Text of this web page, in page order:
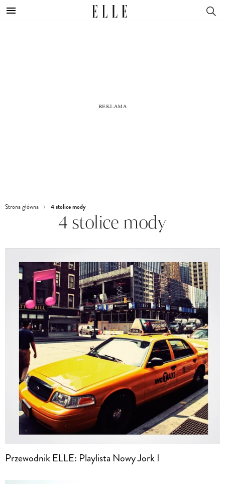
Strona główna 4 stolice mody
4 stolice mody
Przewodnik ELLE: Playlista Nowy Jork I